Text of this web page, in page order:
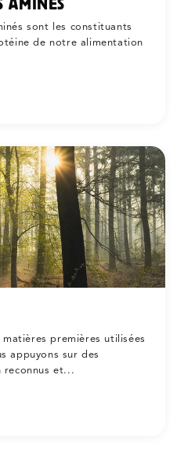
AMINÉS
sont les constituants
de notre alimentation
premières utilisées
appuyons sur des
reconnus et...